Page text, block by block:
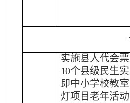
实施县人代会
10个县级民生实
即中小学校教
灯项目老年活